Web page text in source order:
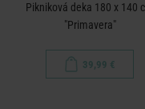
Pikniková deka 180 x 140
"Primavera"
39,99 €